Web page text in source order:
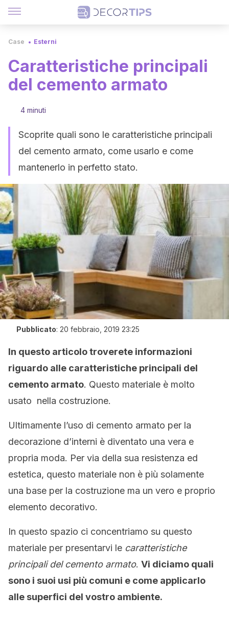
Case Esterni
Caratteristiche principali
del cemento armato
4 minuti
Scoprite quali sono le caratteristiche principali
del cemento armato, come usarlo e come
mantenerlo in perfetto stato.
Pubblicato: 20 febbraio, 2019 23:25
In questo articolo troverete informazioni
riguardo alle caratteristiche principali del
cemento armato. Questo materiale è molto
usato nella costruzione.
Ultimamente l’uso di cemento armato per la
decorazione d’interni è diventato una vera e
propria moda. Per via della sua resistenza ed
estetica, questo materiale non è più solamente
una base per la costruzione ma un vero e proprio
elemento decorativo.
In questo spazio ci concentriamo su questo
materiale per presentarvi le caratteristiche
principali del cemento armato. Vi diciamo quali
sono i suoi usi più comuni e come applicarlo
alle superfici del vostro ambiente.